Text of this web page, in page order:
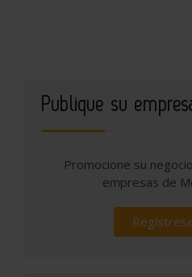
Publique su
Promocione su
empresas de